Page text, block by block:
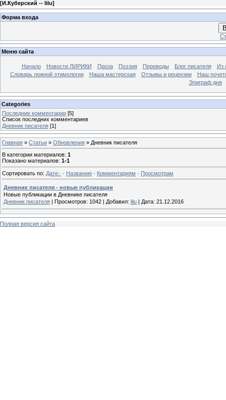
[И.Куберский -- lilu]
Форма входа
Меню сайта
Начало Новости ЛИРИКИ Проза Поэзия Переводы Блог писателя
Из
Словарь ложной этимологии
Наша мастерская Отзывы и рецензии
Наш
Эпиграф дня
Categories
Последние комментарии [5]
Список последних комментариев
Дневник писателя [1]
Главная » Статьи » Обновления » Дневник писателя
В категории материалов: 1
Показано материалов: 1-1
Сортировать по: Дате · Названию · Комментариям · Просмотрам
Дневник писателя - новые публикации
Новые публикации в Дневнике писателя
Дневник писателя | Просмотров: 1042 | Добавил: lilu | Дата: 21.12.2016
Полная версия сайта